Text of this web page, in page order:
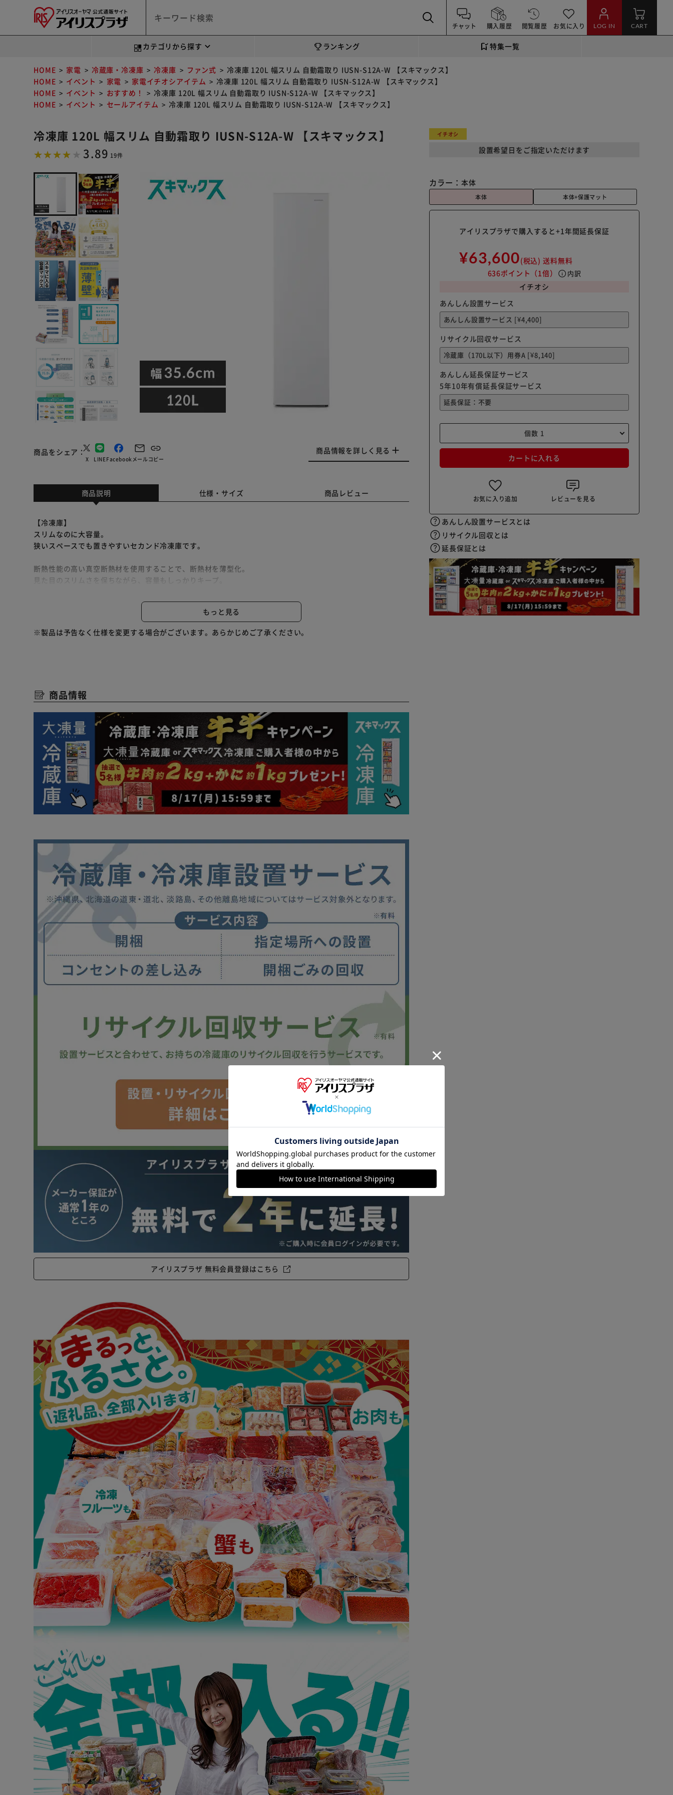
チャット 購入履歴 閲覧履歴 お気に入り LOG IN CART
カテゴリから探す ランキング 特集一覧
HOME 家電 冷蔵庫・冷凍庫 冷凍庫 ファン式
冷凍庫 120L 幅スリム 自動霜取り IUSN-S12A-W 【スキマックス】
HOME
イベント 家電 家電イチオシアイテム
冷凍庫 120L 幅スリム 自動霜取り IUSN-S12A-W 【スキマックス】
HOME
イベント おすすめ！
冷凍庫 120L 幅スリム 自動霜取り IUSN-S12A-W 【スキマックス】
HOME
イベント セールアイテム 冷凍庫 120L 幅スリム 自動霜取り IUSN-S12A-W 【スキマックス】
冷凍庫 120L 幅スリム 自動霜取り IUSN-S12A-W 【スキマックス】
3.89 19件
商品をシェア
X LINEFacebookメールコピー
商品情報を詳しく見る
イチオシ
設置希望日をご指定いただけます
カラー： 本体
本体 本体+保護マット
アイリスプラザで購入すると+1年間延長保証
¥63,600(税込) 送料無料
636ポイント （1倍） info 内訳
イチオシ
あんしん設置サービス
リサイクル回収サービス
あんしん延長保証サービス
5年10年有償延長保証サービス
カートに入れる
お気に入り追加 レビューを見る
あんしん設置サービスとは
リサイクル回収とは
延長保証とは
商品説明 仕様・サイズ 商品レビュー
【冷凍庫】
スリムなのに大容量。
狭いスペースでも置きやすいセカンド冷凍庫です。
断熱性能の高い真空断熱材を使用することで、断熱材を薄型化。
見た目のスリムさを保ちながら、容量もしっかりキープ。
必要なケースだけ開けるから、冷気が逃げにくい。
温度調節ボタンを押すたびに温度設定が切り替わります。
急冷ボタンを押すと約3時間急冷を行います。
急冷終了後は通常運転に切り替わります。
【保護パネル】
スリム冷凍庫にシンデレラフィット！
冷蔵庫下床保護パネルスリムタイプ／スキマックス対応
◆耐衝撃性◎
ガラスの約200倍／強化ガラスの約80倍／アクリルの約30倍
◆耐熱性◎
耐熱温度：約120℃
床暖房が付いていても、溶けて床がダメになりません！
※難燃性もあるため、万が一の火事にもなりにくいです。
もっと見る
※製品は予告なく仕様を変更する場合がございます。あらかじめご了承ください。
商品情報
アイリスプラザ 無料会員登録はこちら
※ご確認ください